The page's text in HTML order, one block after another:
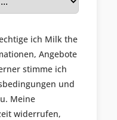
ich Milk the
Angebote
stimme ich
und
Meine
widerrufen,